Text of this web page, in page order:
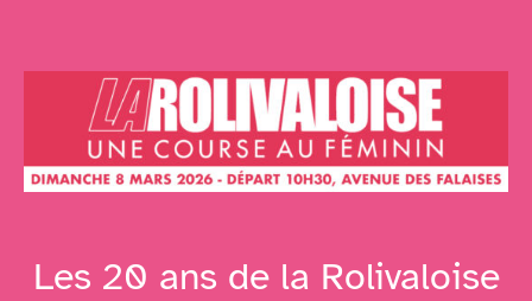
Les 20 ans de la Rolivaloise